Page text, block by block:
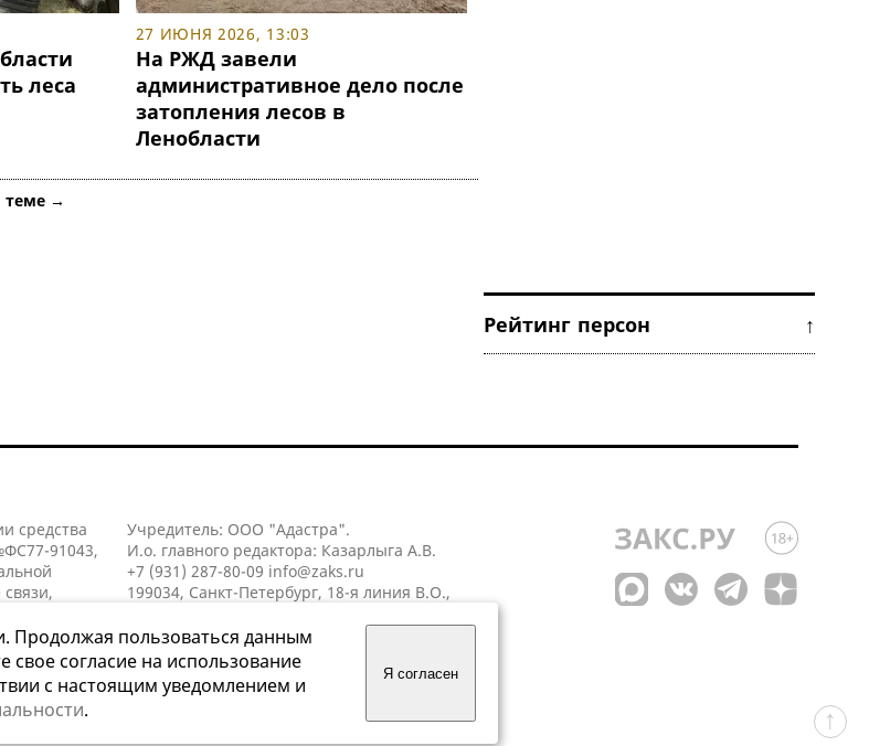
леса
27 ИЮНЯ 2026, 13:03
На РЖД завели
административное дело после
затопления лесов в
Ленобласти
теме →
Рейтинг персон ↑
средства
91043,
Учредитель: ООО "Адастра".
И.о. главного редактора: Казарлыга А.В.
+7 (931) 287-80-09 info@zaks.ru
199034, Санкт-Петербург, 18-я линия В.О.,
Продолжая пользоваться данным
свое согласие на использование
с настоящим уведомлением и
.
Я согласен